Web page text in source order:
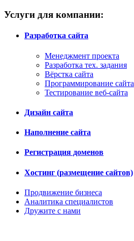
Услуги для компании:
Разработка сайта
Менеджмент проекта
Разработка тех. задания
Вёрстка сайта
Программирование сайта
Тестирование веб-сайта
Дизайн сайта
Наполнение сайта
Регистрация доменов
Хостинг (размещение сайтов)
Продвижение бизнеса
Аналитика специалистов
Дружите с нами